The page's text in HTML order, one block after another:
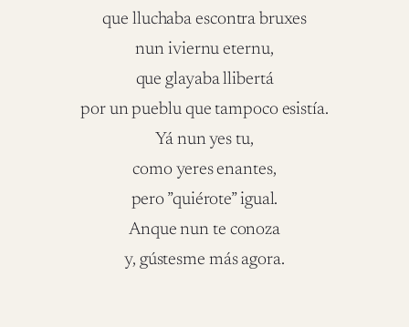
que lluchaba escontra bruxes
nun iviernu eternu,
que glayaba llibertá
por un pueblu que tampoco esistía.
Yá nun yes tu,
como yeres enantes,
pero ”quiérote” igual.
Anque nun te conoza
y, gústesme más agora.